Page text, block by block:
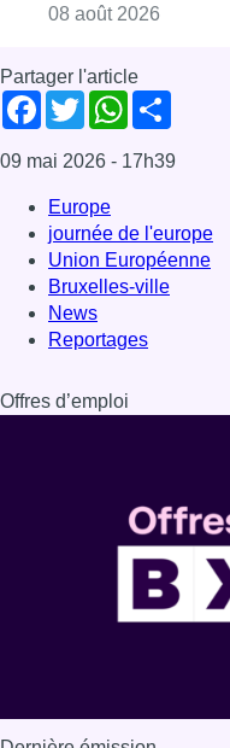
Reportages
Offres d’emploi